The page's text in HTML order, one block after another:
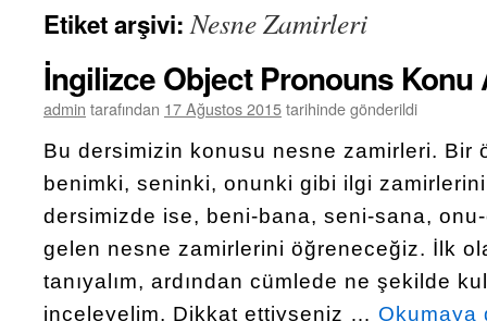
Etiket arşivi:Nesne Zamirleri
İngilizce Object Pronouns Konu
admin tarafından 17 Ağustos 2015tarihinde gönderildi
Bu dersimizin konusu nesne zamirleri. Bir
benimki, seninki, onunki gibi ilgi
dersimizde ise, beni-bana, seni-sana,
gelen nesne zamirlerini öğreneceğiz. İlk
tanıyalım, ardından cümlede ne şekilde
inceleyelim. Dikkat ettiyseniz …